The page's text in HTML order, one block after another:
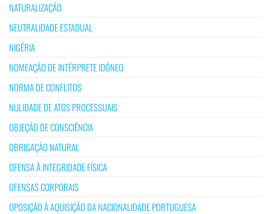
NATURALIZAÇÃO
NEUTRALIDADE ESTADUAL
NIGÉRIA
NOMEAÇÃO DE INTÉRPRETE IDÓNEO
NORMA DE CONFLITOS
NULIDADE DE ATOS PROCESSUAIS
OBJEÇÃO DE CONSCIÊNCIA
OBRIGAÇÃO NATURAL
OFENSA À INTEGRIDADE FÍSICA
OFENSAS CORPORAIS
OPOSIÇÃO À AQUISIÇÃO DA NACIONALIDADE PORTUGUESA